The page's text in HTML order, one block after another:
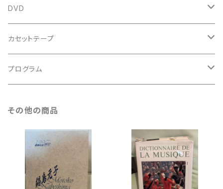
鍵盤用
スコア
古楽以外
トートバッグ
バロック
ルネサンス
DVD
古楽
古楽以外
カセットテープ
古楽
プログラム
古楽以外
その他の商品